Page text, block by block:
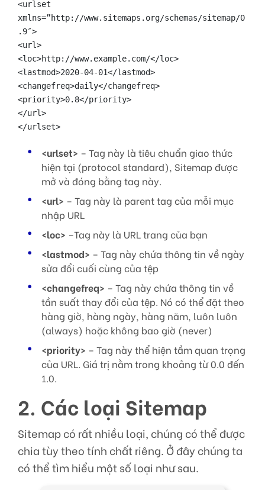
<urlset
xmlns=”http://www.sitemaps.org/schemas/sitemap/0
.9″>
<url>
<loc>http://www.example.com/</loc>
<lastmod>2020-04-01</lastmod>
<changefreq>daily</changefreq>
<priority>0.8</priority>
</url>
</urlset>
<urlset> – Tag này là tiêu chuẩn giao thức
hiện tại (protocol standard), Sitemap được
mở và đóng bằng tag này.
<url> – Tag này là parent tag của mỗi mục
nhập URL
<loc> –Tag này là URL trang của bạn
<lastmod> – Tag này chứa thông tin về ngày
sửa đổi cuối cùng của tệp
<changefreq> – Tag này chứa thông tin về
tần suất thay đổi của tệp. Nó có thể đặt theo
hàng giờ, hàng ngày, hàng năm, luôn luôn
(always) hoặc không bao giờ (never)
<priority> – Tag này thể hiện tầm quan trọng
của URL. Giá trị nằm trong khoảng từ 0.0 đến
1.0.
2. Các loại Sitemap
Sitemap có rất nhiều loại, chúng có thể được
chia tùy theo tính chất riêng. Ở đây chúng ta
có thể tìm hiểu một số loại như sau.